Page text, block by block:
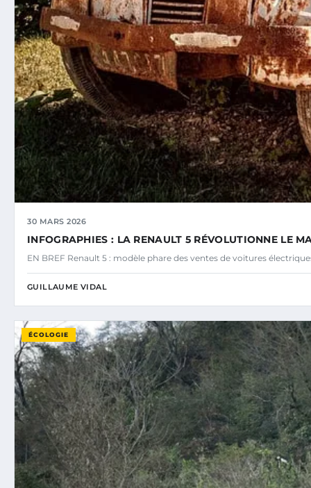
30 MARS 2026
INFOGRAPHIES : LA RENAULT 5 RÉVOLUTIONNE LE
EN BREF Renault 5 : modèle phare des ventes de voitures
GUILLAUME VIDAL
ÉCOLOGIE